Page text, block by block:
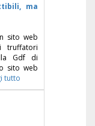
ma
sito web
truffatori
Gdf di
sito web
tutto